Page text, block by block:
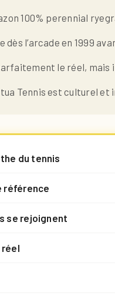
100% perennial
dès l’arcade en 1999
le réel,
Tennis est culturel et
du tennis
référence
se rejoignent
réel